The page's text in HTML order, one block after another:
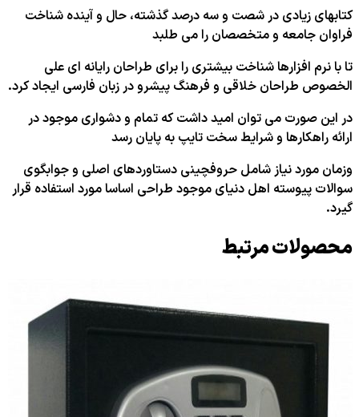
کتابهای زیادی در شصت و سه درصد گذشته، حال و آینده شناخت
فراوان جامعه و متخصصان را می طلبد
تا با نرم افزارها شناخت بیشتری را برای طراحان رایانه ای علی
الخصوص طراحان خلاقی و فرهنگ پیشرو در زبان فارسی ایجاد کرد.
در این صورت می توان امید داشت که تمام و دشواری موجود در
ارائه راهکارها و شرایط سخت تایپ به پایان رسد
وزمان مورد نیاز شامل حروفچینی دستاوردهای اصلی و جوابگوی
سوالات پیوسته اهل دنیای موجود طراحی اساسا مورد استفاده قرار
گیرد.
محصولات مرتبط